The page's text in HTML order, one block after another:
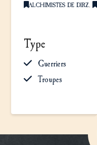
ALCHIMISTES DE DIRZ,
Type
Guerriers
Troupes